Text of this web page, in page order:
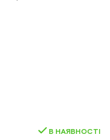
В НАЯВНОСТІ